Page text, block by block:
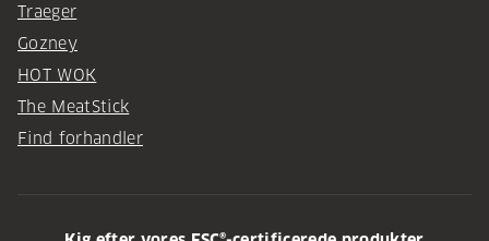
Traeger
Gozney
HOT WOK
The MeatStick
Find forhandler